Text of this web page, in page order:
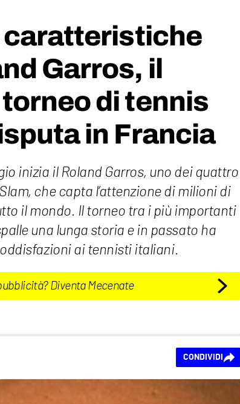
caratteristiche
Garros, il
di tennis
in Francia
inizia il Roland Garros, uno dei quattro
che capta l’attenzione di milioni di
il mondo. Il torneo tra i più importanti
una lunga storia e in passato ha
ai tennisti italiani.
Diventa Mecenate
CONDIVIDI